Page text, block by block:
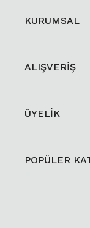
KURUMSAL
ALIŞVERİŞ
ÜYELİK
POPÜLER